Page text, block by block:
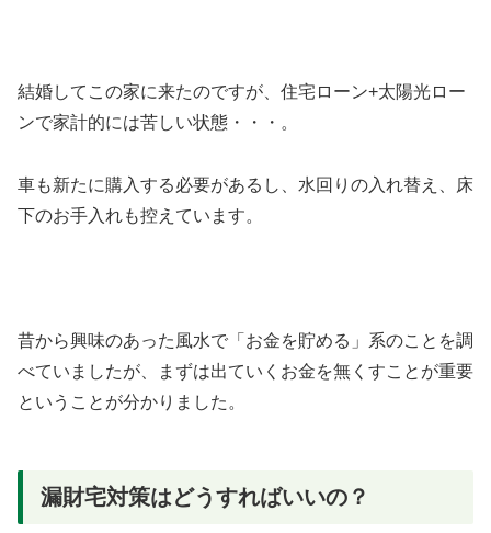
結婚してこの家に来たのですが、住宅ローン+太陽光ロー
ンで家計的には苦しい状態・・・。
車も新たに購入する必要があるし、水回りの入れ替え、床
下のお手入れも控えています。
昔から興味のあった風水で「お金を貯める」系のことを調
べていましたが、まずは出ていくお金を無くすことが重要
ということが分かりました。
漏財宅対策はどうすればいいの？